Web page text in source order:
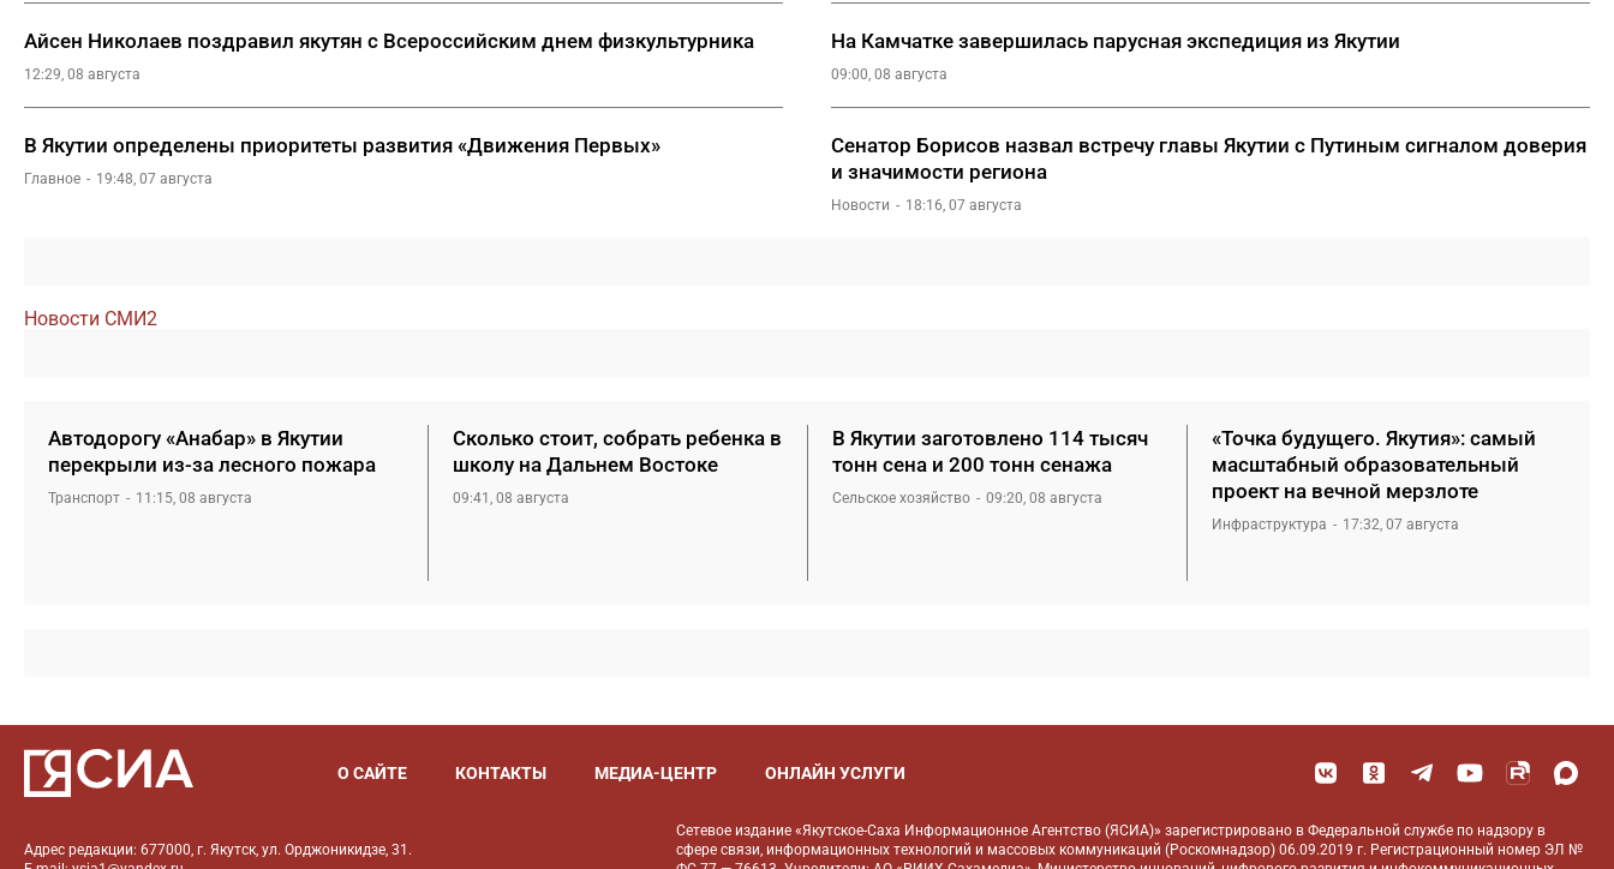
Айсен Николаев поздравил якутян с Всероссийским днем физкультурника
12:29, 08 августа
На Камчатке завершилась парусная экспедиция из Якутии
09:00, 08 августа
В Якутии определены приоритеты развития «Движения Первых»
Главное 19:48, 07 августа
Сенатор Борисов назвал встречу главы Якутии с Путиным сигналом доверия
и значимости региона
Новости 18:16, 07 августа
Новости СМИ2
Автодорогу «Анабар» в Якутии
перекрыли из-за лесного пожара
Транспорт 11:15, 08 августа
Сколько стоит, собрать ребенка в
школу на Дальнем Востоке
09:41, 08 августа
В Якутии заготовлено 114 тысяч
тонн сена и 200 тонн сенажа
Сельское хозяйство 09:20, 08 августа
«Точка будущего. Якутия»: самый
масштабный образовательный
проект на вечной мерзлоте
Инфраструктура 17:32, 07 августа
О САЙТЕ КОНТАКТЫ МЕДИА-ЦЕНТР ОНЛАЙН УСЛУГИ
Адрес редакции: 677000, г. Якутск, ул. Орджоникидзе, 31.
Сетевое издание «Якутское-Саха Информационное Агентство (ЯСИА)» зарегистрировано в Федеральной службе по надзору в
сфере связи, информационных технологий и массовых коммуникаций (Роскомнадзор) 06.09.2019 г. Регистрационный номер ЭЛ №